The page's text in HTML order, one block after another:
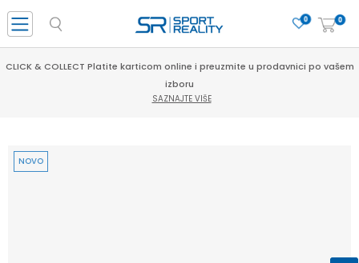
0
0
CLICK & COLLECT Platite karticom online i preuzmite u prodavnici po vašem
izboru
SAZNAJTE VIŠE
NOVO